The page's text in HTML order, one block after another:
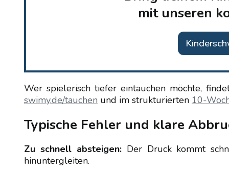
mit unseren
Wer spielerisch tiefer eintauchen möchte,
swimy.de/tauchen und im strukturierten 10-
Typische Fehler und klare
Zu schnell absteigen:Der Druck kommt
hinuntergleiten.